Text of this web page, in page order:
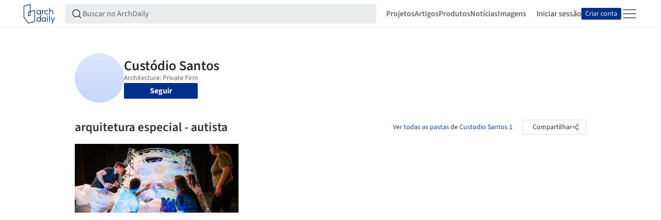
ProjetosArtigosProdutosNotíciasImagens Iniciar sessão Criar conta
Seguir
arquitetura especial - autista Ver todas as pastas de Custodio Santos 1 Compartilhar